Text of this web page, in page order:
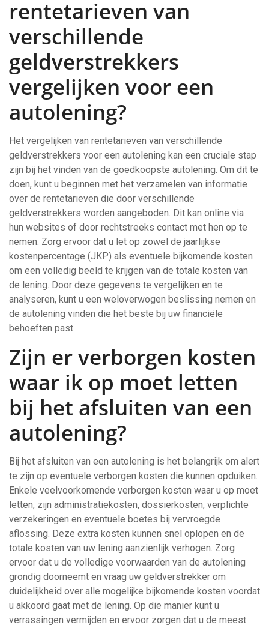
rentetarieven van
verschillende
geldverstrekkers
vergelijken voor een
autolening?
Het vergelijken van rentetarieven van verschillende
geldverstrekkers voor een autolening kan een cruciale stap
zijn bij het vinden van de goedkoopste autolening. Om dit te
doen, kunt u beginnen met het verzamelen van informatie
over de rentetarieven die door verschillende
geldverstrekkers worden aangeboden. Dit kan online via
hun websites of door rechtstreeks contact met hen op te
nemen. Zorg ervoor dat u let op zowel de jaarlijkse
kostenpercentage (JKP) als eventuele bijkomende kosten
om een volledig beeld te krijgen van de totale kosten van
de lening. Door deze gegevens te vergelijken en te
analyseren, kunt u een weloverwogen beslissing nemen en
de autolening vinden die het beste bij uw financiële
behoeften past.
Zijn er verborgen kosten
waar ik op moet letten
bij het afsluiten van een
autolening?
Bij het afsluiten van een autolening is het belangrijk om alert
te zijn op eventuele verborgen kosten die kunnen opduiken.
Enkele veelvoorkomende verborgen kosten waar u op moet
letten, zijn administratiekosten, dossierkosten, verplichte
verzekeringen en eventuele boetes bij vervroegde
aflossing. Deze extra kosten kunnen snel oplopen en de
totale kosten van uw lening aanzienlijk verhogen. Zorg
ervoor dat u de volledige voorwaarden van de autolening
grondig doorneemt en vraag uw geldverstrekker om
duidelijkheid over alle mogelijke bijkomende kosten voordat
u akkoord gaat met de lening. Op die manier kunt u
verrassingen vermijden en ervoor zorgen dat u de meest